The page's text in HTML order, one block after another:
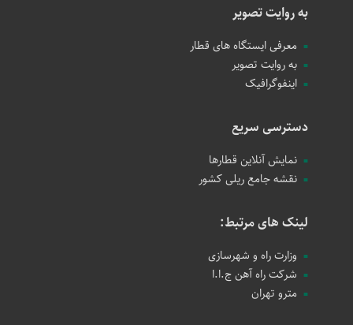
به روایت تصویر
معرفی ایستگاه های قطار
به روایت تصویر
اینفوگرافیک
دسترسی سریع
نمایش آنلاین قطارها
نقشه جامع ریلی کشور
لینک های مرتبط:
وزارت راه و شهرسازی
شرکت راه آهن ج.ا.ا
مترو تهران